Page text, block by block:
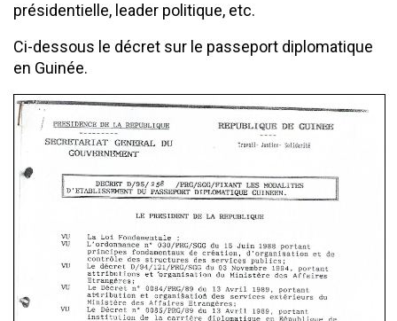
présidentielle, leader politique, etc.
Ci-dessous le décret sur le passeport diplomatique
en Guinée.